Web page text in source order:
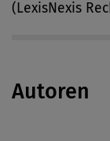
(LexisNexis
Autoren